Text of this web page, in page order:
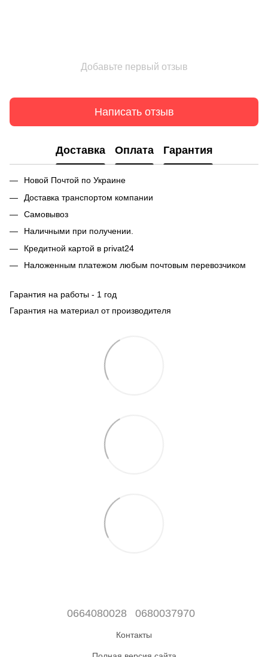
Добавьте первый отзыв
Написать отзыв
Доставка Оплата Гарантия
Новой Почтой по Украине
Доставка транспортом компании
Самовывоз
Наличными при получении.
Кредитной картой в privat24
Наложенным платежом любым почтовым перевозчиком
Гарантия на работы - 1 год
Гарантия на материал от производителя
0664080028 0680037970
Контакты